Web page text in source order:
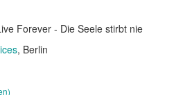
Forever - Die Seele stirbt nie
, Berlin